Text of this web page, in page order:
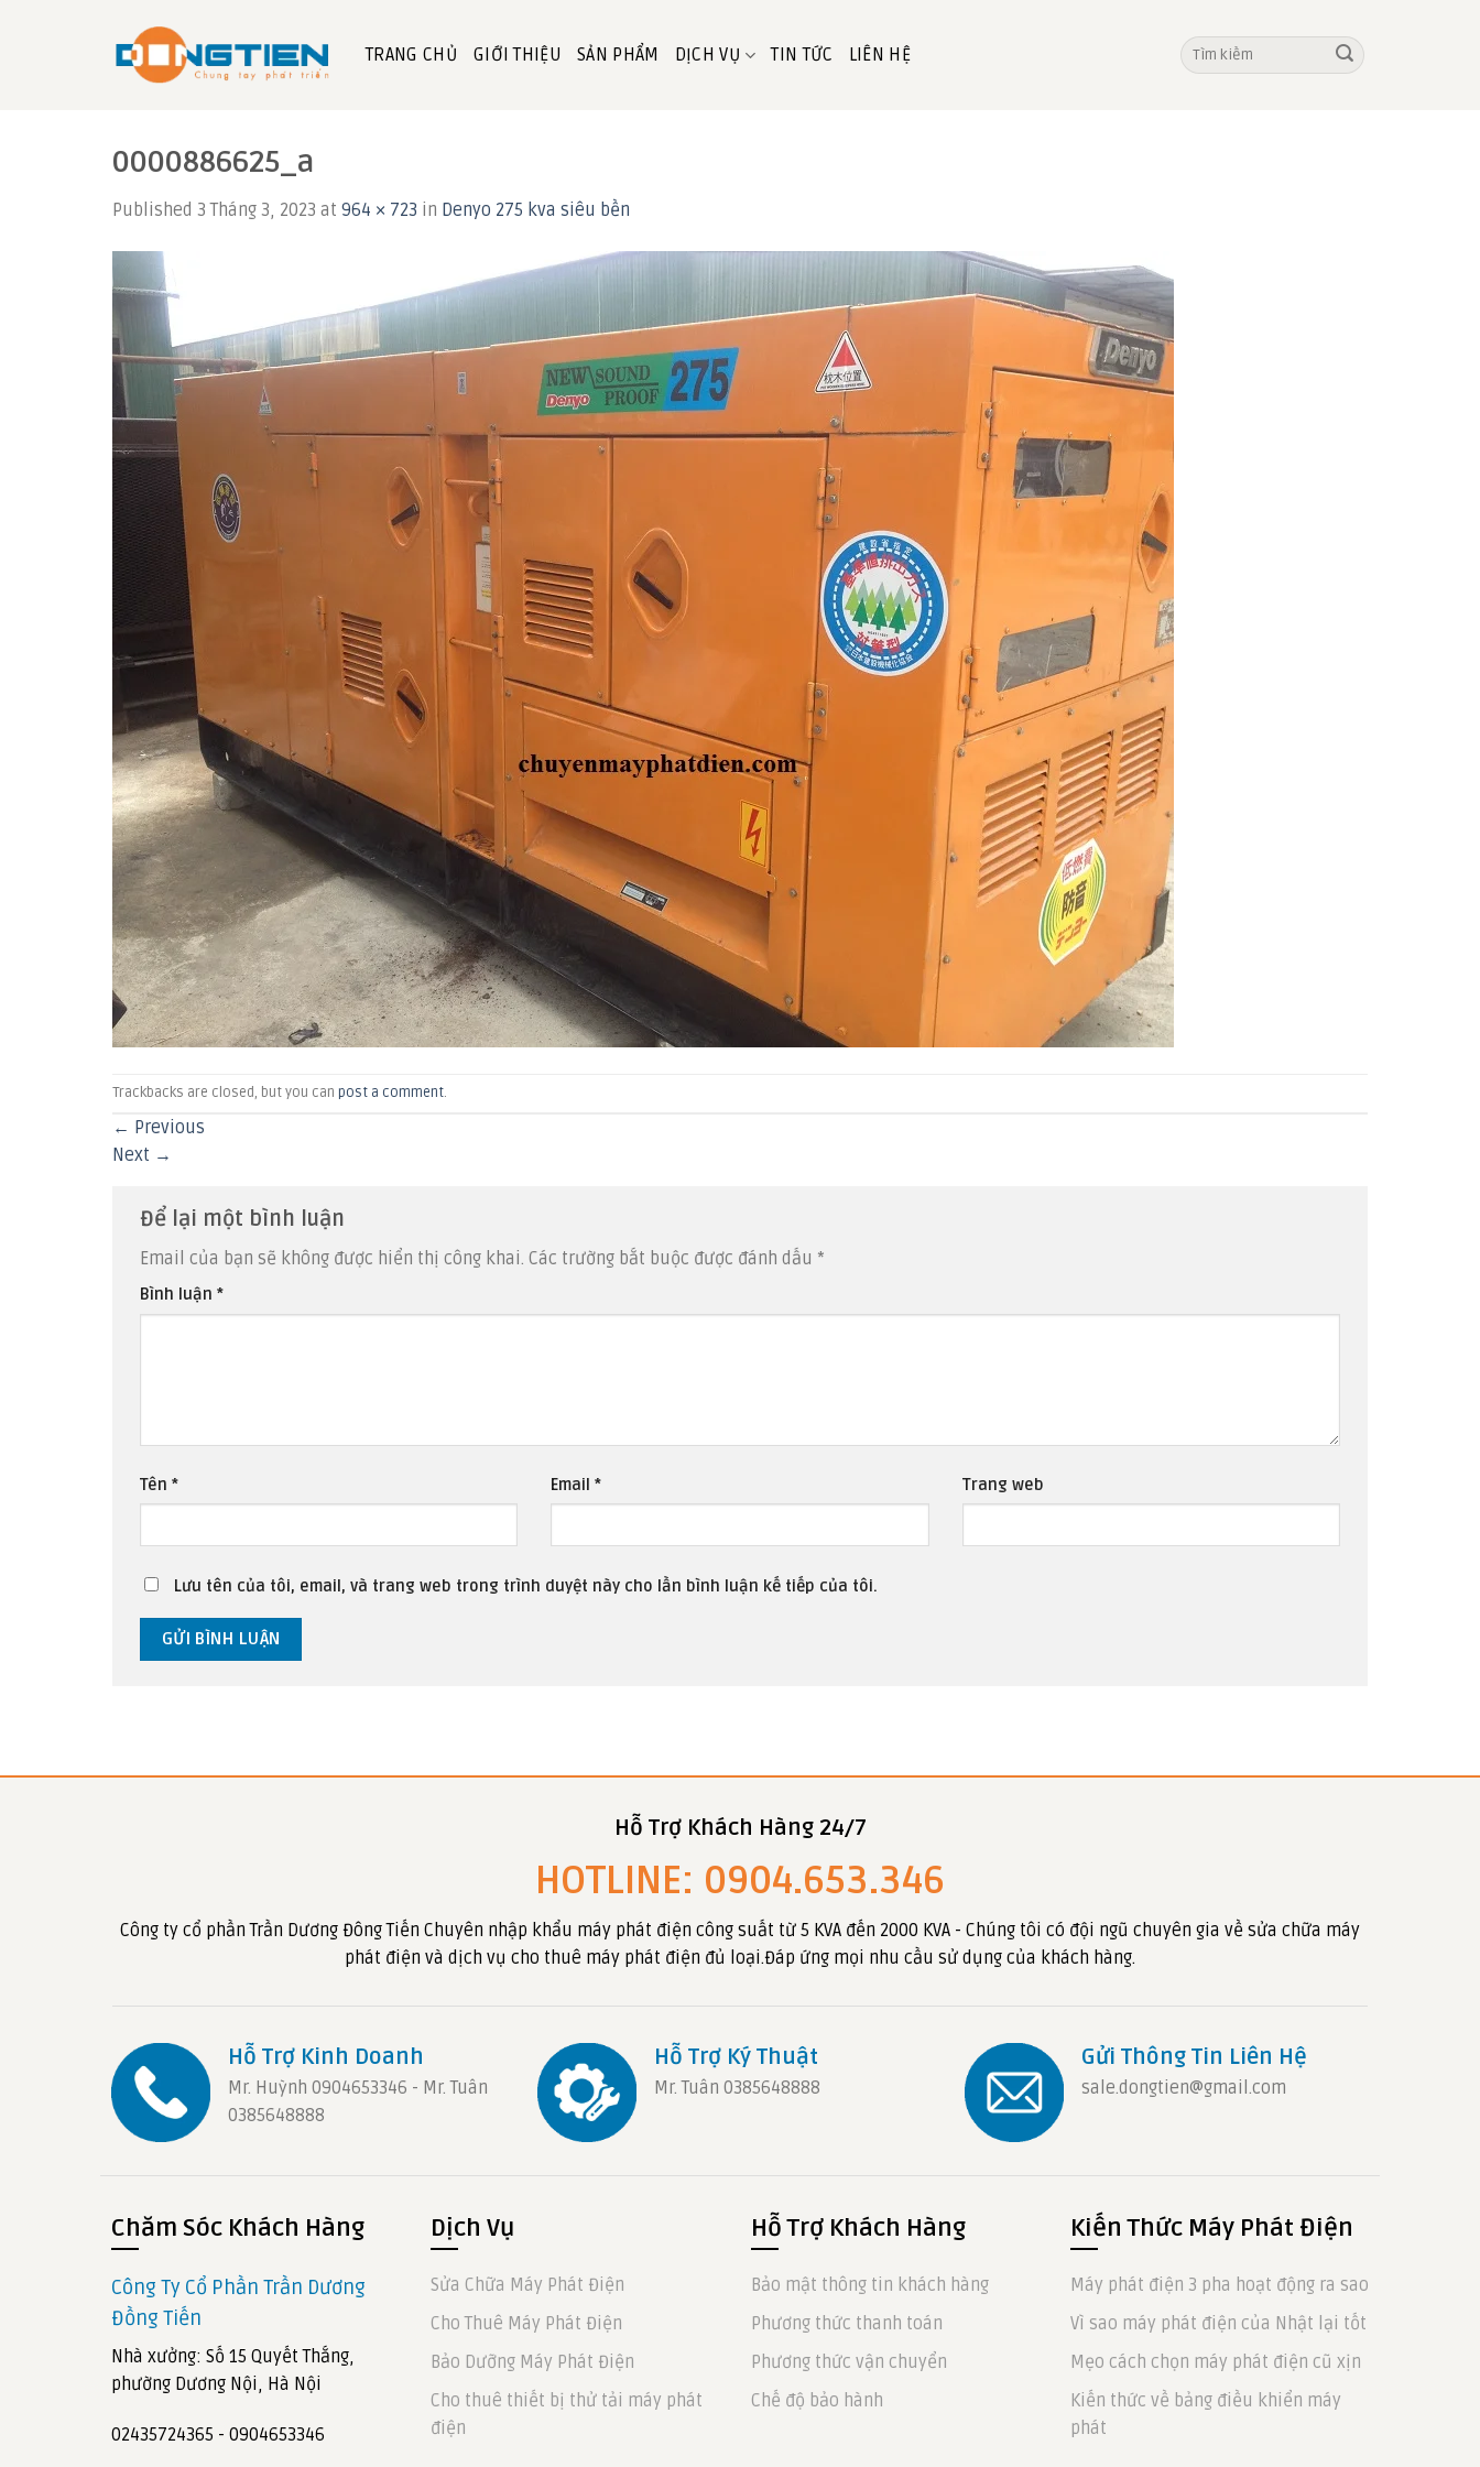
TRANG CHỦ GIỚI THIỆU SẢN PHẨM DỊCH VỤ TIN TỨC LIÊN HỆ
Tìm
kiếm:
0000886625_a
Published 3 Tháng 3, 2023 at 964 × 723 in Denyo 275 kva siêu bền
Trackbacks are closed, but you can post a comment.
← Previous
Next →
Để lại một bình luận
Email của bạn sẽ không được hiển thị công khai. Các trường bắt buộc được đánh dấu *
Bình luận *
Tên * Email* Trang web
Lưu tên của tôi, email, và trang web trong trình duyệt này cho lần bình luận kế tiếp của tôi.
Hỗ Trợ Khách Hàng 24/7
HOTLINE: 0904.653.346
Công ty cổ phần Trần Dương Đông Tiến Chuyên nhập khẩu máy phát điện công suất từ 5 KVA đến 2000 KVA - Chúng tôi có đội ngũ chuyên gia về sửa chữa máy
phát điện và dịch vụ cho thuê máy phát điện đủ loại.Đáp ứng mọi nhu cầu sử dụng của khách hàng.
Hỗ Trợ Kinh Doanh
Mr. Huỳnh 0904653346 - Mr. Tuân
0385648888
Hỗ Trợ Ký Thuật
Mr. Tuân 0385648888
Gửi Thông Tin Liên Hệ
sale.dongtien@gmail.com
Chăm Sóc Khách Hàng
Công Ty Cổ Phần Trần Dương
Đồng Tiến
Nhà xưởng: Số 15 Quyết Thắng,
phường Dương Nội, Hà Nội
02435724365 - 0904653346
Dịch Vụ
Sửa Chữa Máy Phát Điện
Cho Thuê Máy Phát Điện
Bảo Dưỡng Máy Phát Điện
Cho thuê thiết bị thử tải máy phát
điện
Hỗ Trợ Khách Hàng
Bảo mật thông tin khách hàng
Phương thức thanh toán
Phương thức vận chuyển
Chế độ bảo hành
Kiến Thức Máy Phát Điện
Máy phát điện 3 pha hoạt động ra sao
Vì sao máy phát điện của Nhật lại tốt
Mẹo cách chọn máy phát điện cũ xịn
Kiến thức về bảng điều khiển máy
phát